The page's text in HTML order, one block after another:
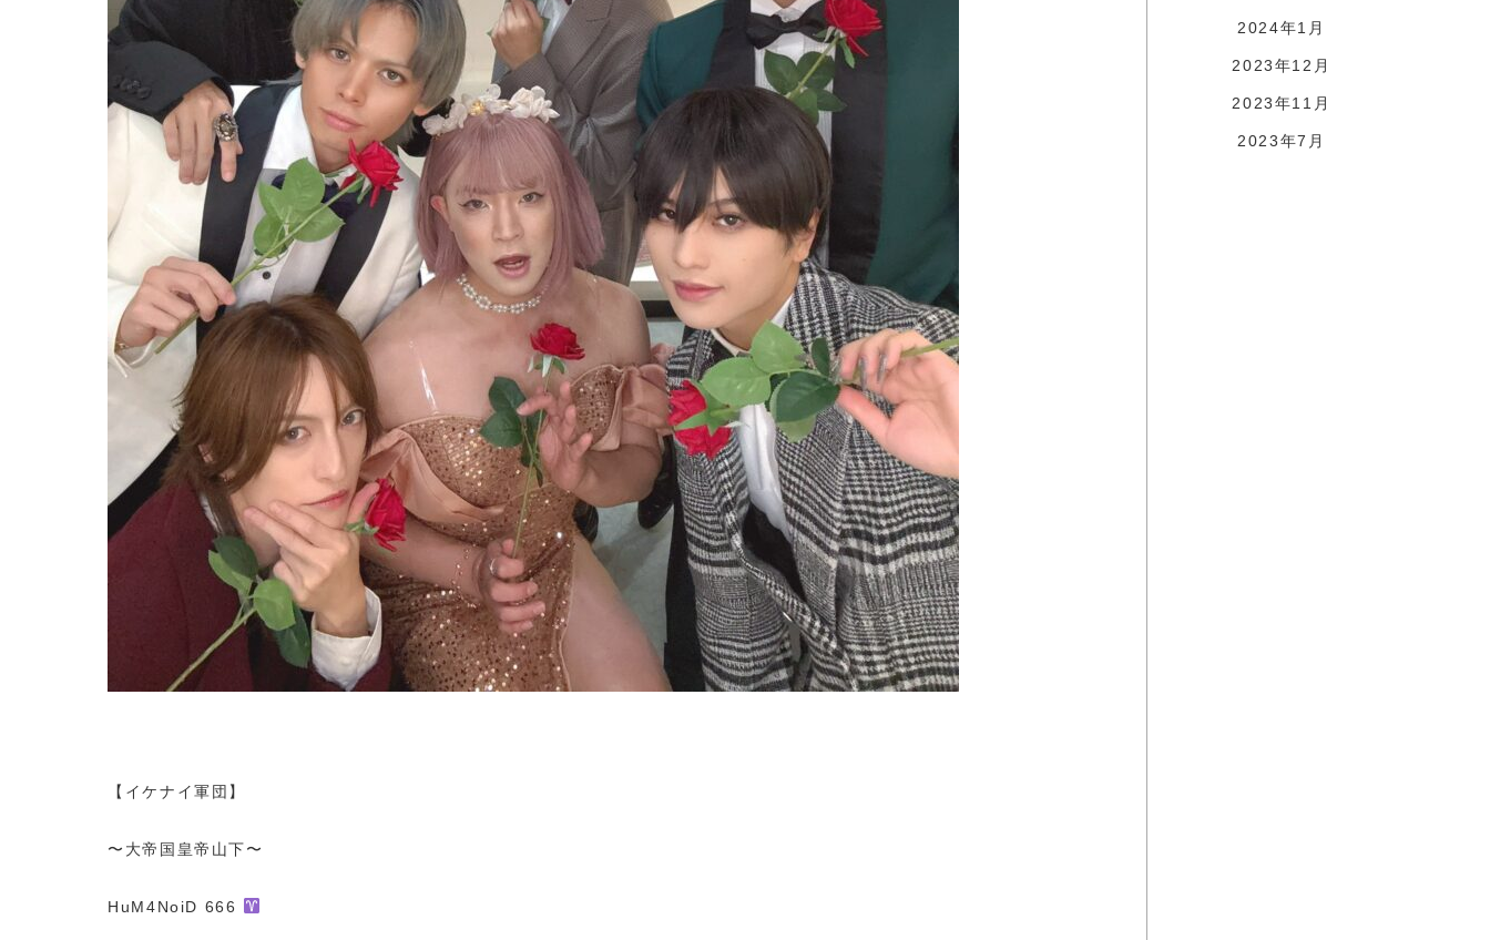
【イケナイ軍団】
〜大帝国皇帝山下〜
HuM4NoiD 666
2024年1月
2023年12月
2023年11月
2023年7月